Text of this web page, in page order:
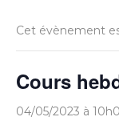
Cet évènement
Cours
04/05/2023 à